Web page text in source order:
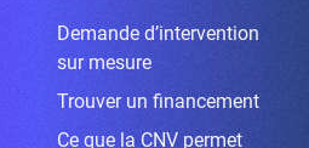
Demande d’intervention
sur mesure
Trouver un financement
Ce que la CNV permet